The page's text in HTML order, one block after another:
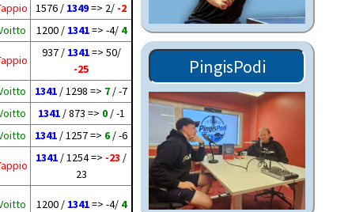
1576 / 1349=> 2/ -2
1200 / 1341=> -4/ 4
937 / 1341=> 50/
-25
1341 / 1298 => 7 / -7
1341/ 873 => 0/ -1
1341 / 1257 => 6 / -6
1341 / 1254 => -23 /
23
1200 / 1341=> -4/ 4
PingisPodi